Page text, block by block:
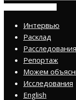
Интервью
Расклад
Расследования
Репортаж
Можем
Исследования
English